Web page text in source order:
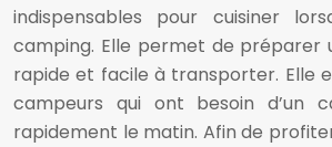
indispensables pour cuisiner
camping. Elle permet de préparer
rapide et facile à transporter. Elle
campeurs qui ont besoin d’un
rapidement le matin. Afin de